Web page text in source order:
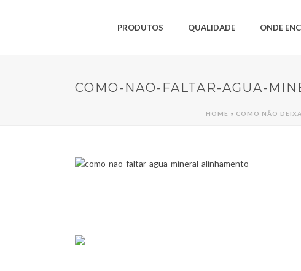
PRODUTOS QUALIDADE ONDE
COMO-NAO-FALTAR-AGUA-
HOME » COMO NÃO